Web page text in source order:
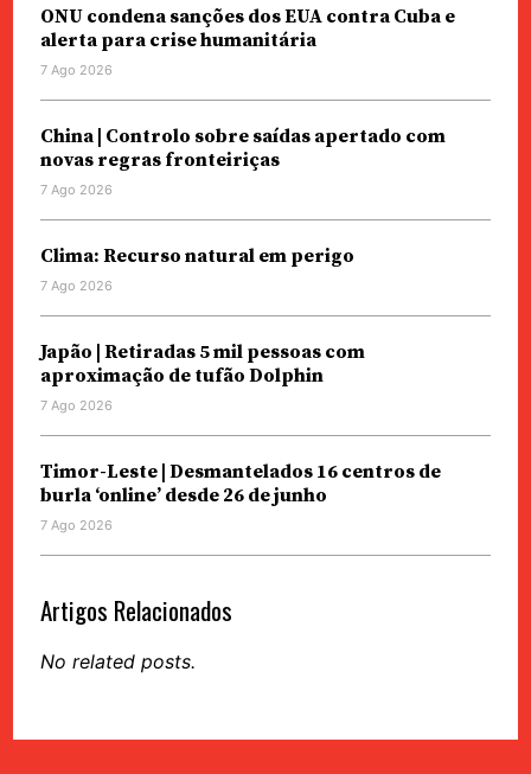
ONU condena sanções dos EUA contra Cuba e
alerta para crise humanitária
7 Ago 2026
China | Controlo sobre saídas apertado com
novas regras fronteiriças
7 Ago 2026
Clima: Recurso natural em perigo
7 Ago 2026
Japão | Retiradas 5 mil pessoas com
aproximação de tufão Dolphin
7 Ago 2026
Timor-Leste | Desmantelados 16 centros de
burla ‘online’ desde 26 de junho
7 Ago 2026
Artigos Relacionados
No related posts.